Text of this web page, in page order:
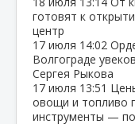
готовят к
центр
17 июля 14:02
Волгограде
Сергея Рыкова
17 июля 13:51
овощи и топливо
инструменты —